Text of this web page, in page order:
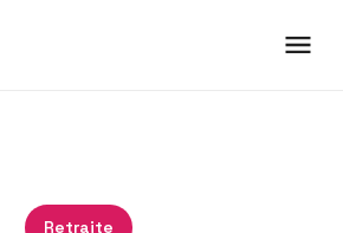
Retraite